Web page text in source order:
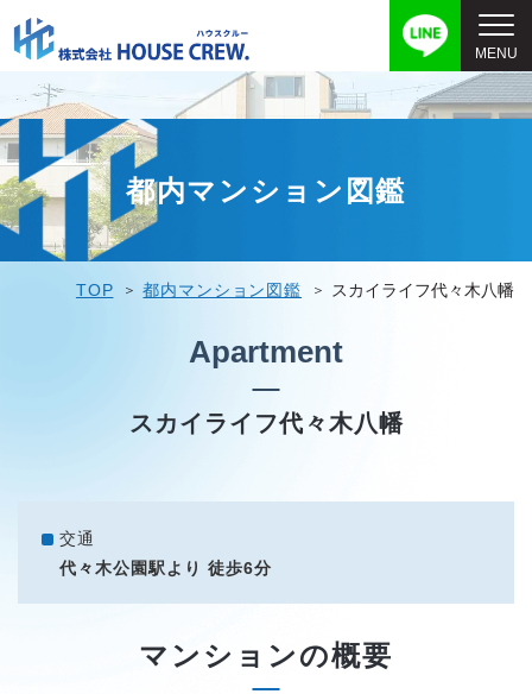
都内マンション図鑑
TOP 都内マンション図鑑 スカイライフ代々木八幡
Apartment
スカイライフ代々木八幡
交通
代々木公園駅より 徒歩6分
マンションの概要